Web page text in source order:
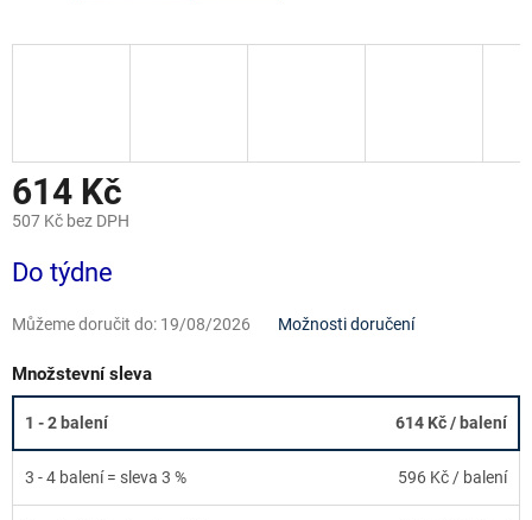
614 Kč
507 Kč bez DPH
cena:
Do týdne
Můžeme doručit do: 19/08/2026 Možnosti doručení
Množstevní sleva
1 - 2 balení 614 Kč/ balení
3 - 4 balení = sleva 3 % 596 Kč / balení